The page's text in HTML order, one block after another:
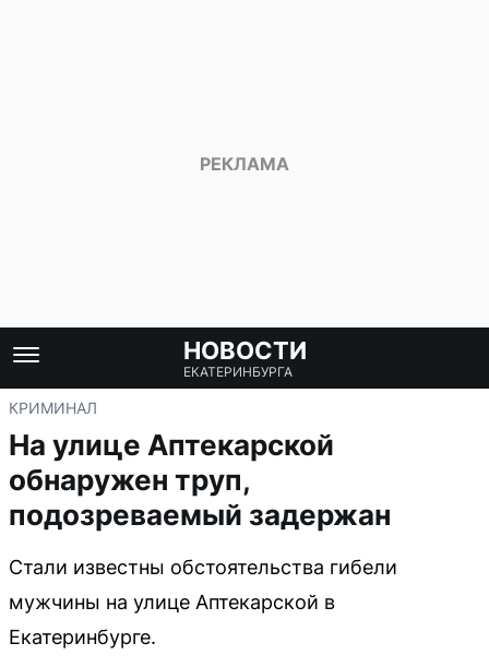
НОВОСТИ
ЕКАТЕРИНБУРГА
КРИМИНАЛ
На улице Аптекарской
обнаружен труп,
подозреваемый задержан
Стали известны обстоятельства гибели
мужчины на улице Аптекарской в
Екатеринбурге.